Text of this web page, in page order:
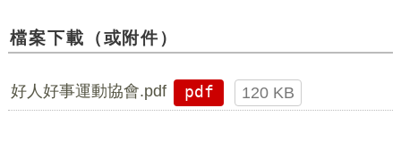
檔案下載（或附件）
好人好事運動協會.pdf pdf 120 KB